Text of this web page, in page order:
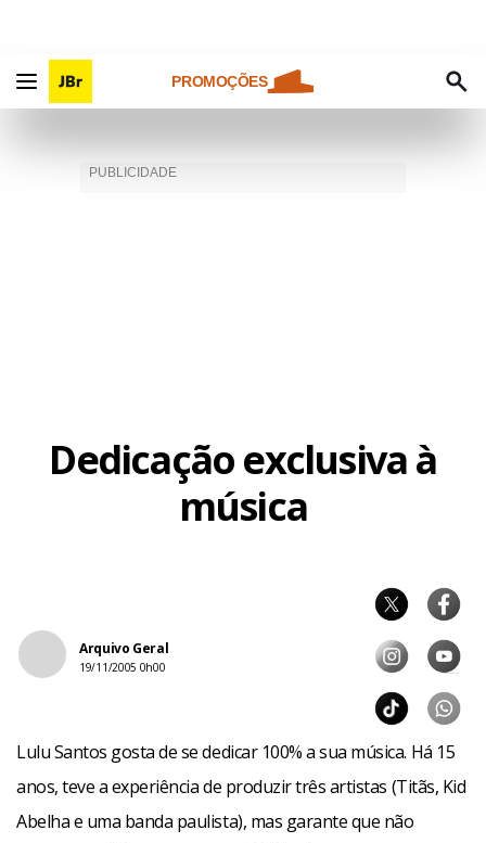
PROMOÇÕES
Dedicação exclusiva à
música
Arquivo Geral
19/11/2005 0h00
Lulu Santos gosta de se dedicar 100% a sua música. Há 15
anos, teve a experiência de produzir três artistas (Titãs, Kid
Abelha e uma banda paulista), mas garante que não